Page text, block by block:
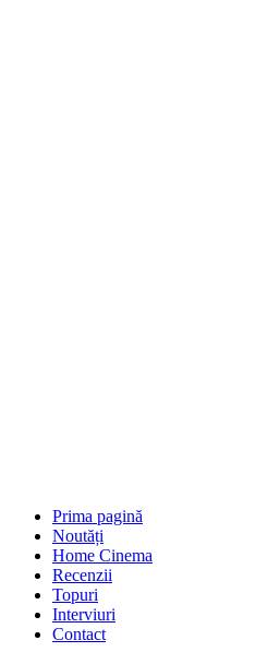
Prima pagină
Noutăți
Home Cinema
Recenzii
Topuri
Interviuri
Contact